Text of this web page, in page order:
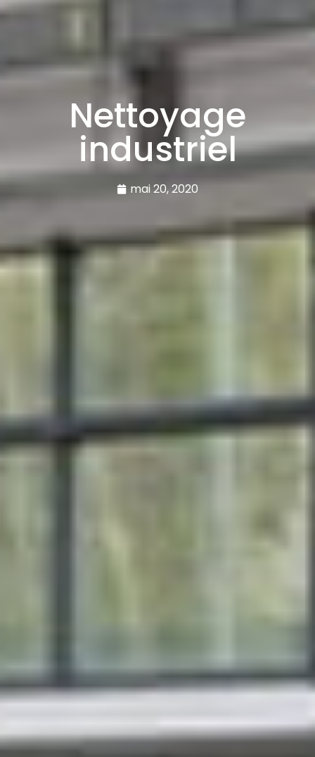
Nettoyage
industriel
mai 20, 2020